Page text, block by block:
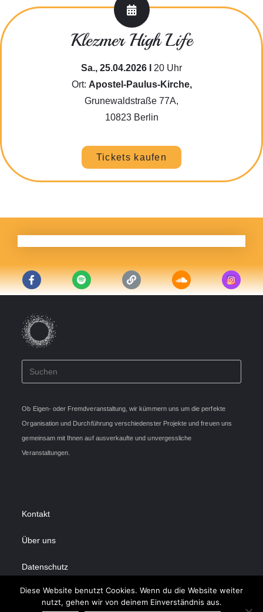
Klezmer High Life
Sa., 25.04.2026 I 20 Uhr
Ort: Apostel-Paulus-Kirche,
Grunewaldstraße 77A,
10823 Berlin
Tickets kaufen
Ob Eigen- oder Fremdveranstaltung, wir kümmern uns um die perfekte
Organisation und Durchführung verschiedenster Projekte und freuen uns
gemeinsam mit Ihnen auf ausverkaufte und unvergessliche
Veranstaltungen.
Kontakt
Über uns
Datenschutz
Impressum
Diese Website benutzt Cookies. Wenn du die Website weiter
nutzt, gehen wir von deinem Einverständnis aus.